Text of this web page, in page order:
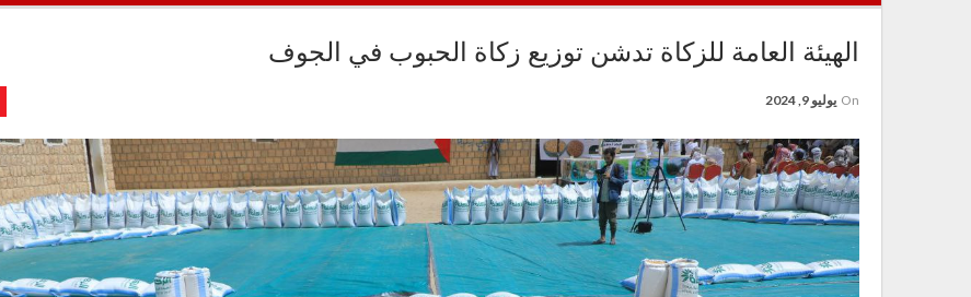
الهيئة العامة للزكاة تدشن توزيع زكاة الحبوب في الجوف
On يوليو 9, 2024